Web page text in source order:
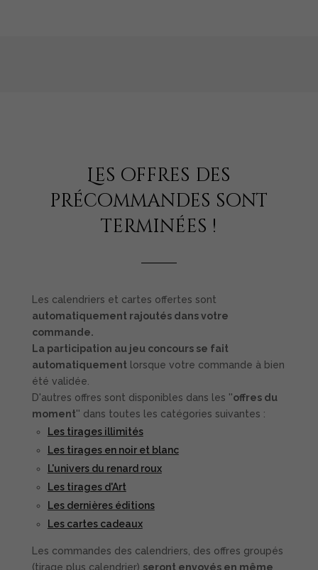
Les offres des
précommandes sont
terminées !
Les calendriers et cartes offertes sont
automatiquement rajoutés dans votre
commande.
La participation au jeu concours se fait
automatiquement lorsque votre commande à bien
été validée.
D'autres offres sont disponibles dans les ''offres du
moment'' dans toutes les catégories suivantes :
Les tirages illimités
Les tirages en noir et blanc
L'univers du renard roux
Les tirages d'Art
Les dernières éditions
Les cartes cadeaux
Les commandes des calendriers, des offres groupés
(tirage plus calendrier) seront envoyés en même